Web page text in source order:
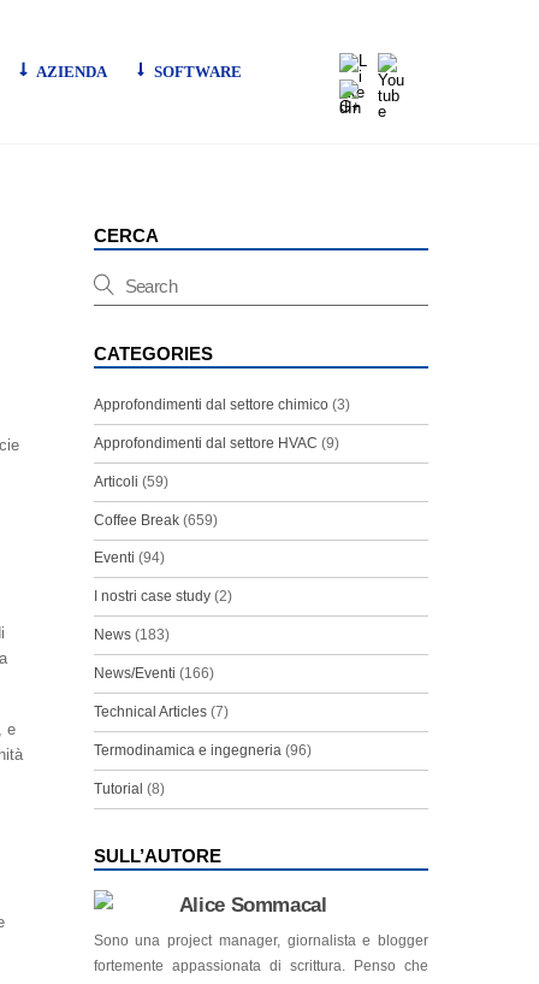
LinkedIn
G+
AZIENDA SOFTWARE
e
CERCA
CATEGORIES
Approfondimenti dal settore chimico(3)
Approfondimenti dal settore HVAC (9)
Articoli (59)
Coffee Break(659)
Eventi (94)
I nostri case study(2)
News(183)
News/Eventi (166)
Technical Articles(7)
Termodinamica e ingegneria(96)
Tutorial (8)
SULL’AUTORE
Alice Sommacal
Sono una project manager, giornalista e blogger
fortemente appassionata di scrittura. Penso che